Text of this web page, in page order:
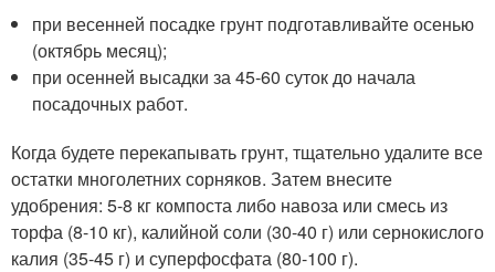
при весенней посадке грунт подготавливайте осенью
(октябрь месяц);
при осенней высадки за 45-60 суток до начала
посадочных работ.
Когда будете перекапывать грунт, тщательно удалите все
остатки многолетних сорняков. Затем внесите
удобрения: 5-8 кг компоста либо навоза или смесь из
торфа (8-10 кг), калийной соли (30-40 г) или сернокислого
калия (35-45 г) и суперфосфата (80-100 г).